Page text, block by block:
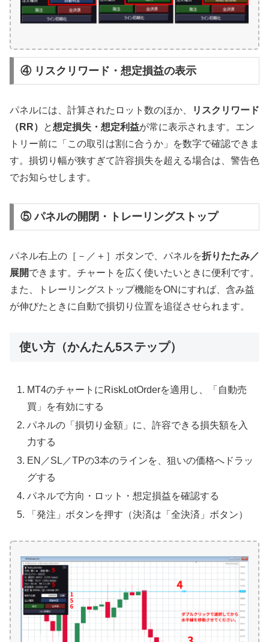
④ リスクリワード・想定損益の表示
パネルには、計算されたロット数のほか、
リスクリワード
（RR）
と想定損失・想定利益が常に表示されます。エン
トリー前に「この取引は割に合うか」を数字で確認できま
す。損切り幅が狭すぎて許容損失を超える場合は、警告色
でお知らせします。
⑤ パネルの開閉・トレーリングストップ
パネル右上の［－／＋］ボタンで、パネルを折りたたみ／
展開できます。チャートを広く使いたいときに便利です。
また、トレーリングストップ機能をONにすれば、含み益
が伸びたときに自動で損切り位置を追従させられます。
使い方（かんたん5ステップ）
MT4のチャートにRiskLotOrderを適用し、「自動売
買」を有効にする
パネルの「損切り金額」に、許容できる損失額を入
力する
EN／SL／TPの3本のラインを、狙いの価格へドラッ
グする
パネルで方向・ロット・想定損益を確認する
「発注」ボタンを押す（決済は「全決済」ボタン）